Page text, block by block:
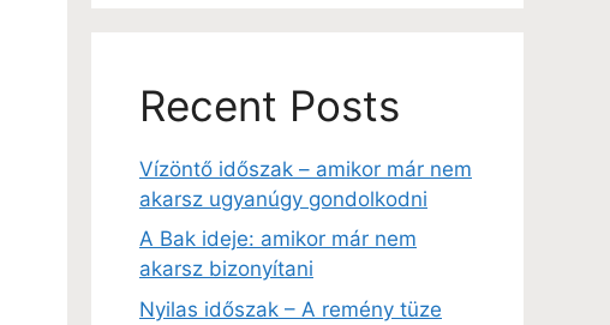
Recent Posts
Vízöntő időszak – amikor már nem
akarsz ugyanúgy gondolkodni
A Bak ideje: amikor már nem
akarsz bizonyítani
Nyilas időszak – A remény tüze